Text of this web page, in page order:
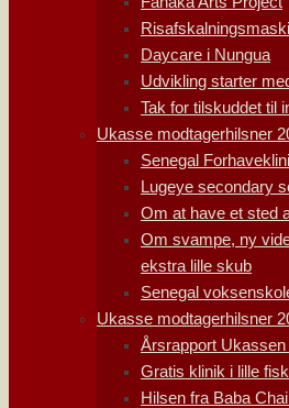
Daycare i Nungua
Udvikling starter
Tak for tilskuddet til
Ukasse modtagerhilsner
Senegal
Lugeye secondary
Om at have et sted
Om svampe, ny
ekstra lille skub
Senegal
Ukasse modtagerhilsner
Årsrapport Ukassen
Gratis klinik i lille
Hilsen fra Baba